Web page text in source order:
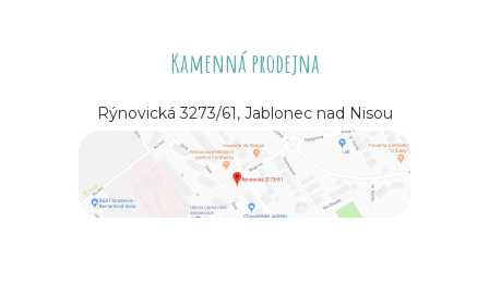
Kamenná prodejna
Rýnovická 3273/61, Jablonec nad Nisou